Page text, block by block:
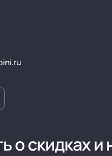
о скидках и